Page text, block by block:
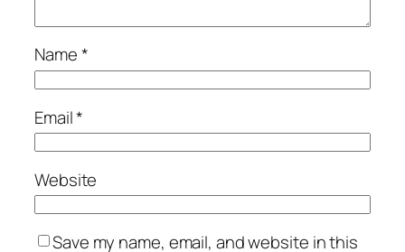
Name*
Email*
Website
Save my name, email, and website in this